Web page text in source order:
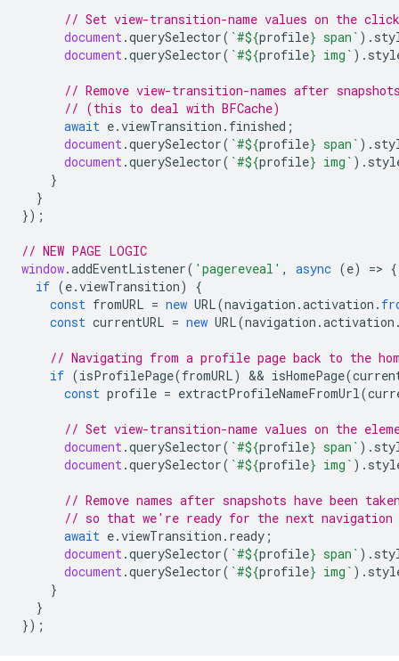
// Set view-transition-name values on the
document .querySelector( `#${profile} span` ).
document .querySelector( `#${profile} img` ).
// Remove view-transition-names after
// (this to deal with BFCache)
await e.viewTransition . finished ;
document .querySelector( `#${profile} span` ).
document .querySelector( `#${profile} img` ).
}
}
});
// NEW PAGE LOGIC
window.addEventListener( 'pagereveal' , async (e) => {
if (e.viewTransition)
{
const fromURL = new URL(navigation .activation .
const currentURL = new URL(navigation .activation
// Navigating from a profile page back to the
if (isProfilePage(fromURL) && isHomePage(
const profile = extractProfileNameFromUrl (
// Set view-transition-name values on the
document .querySelector( `#${profile} span` ).
document .querySelector( `#${profile} img` ).
// Remove names after snapshots have been
// so that we're ready for the next navigation
await e.viewTransition . ready ;
document .querySelector( `#${profile} span` ).
document .querySelector( `#${profile} img` ).
}
}
});